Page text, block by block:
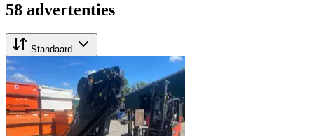
58 advertenties
Standaard